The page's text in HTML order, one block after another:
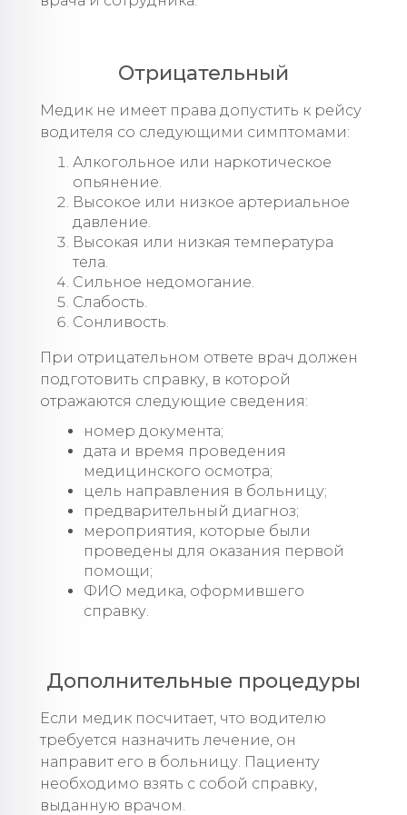
Отрицательный
Медик не имеет права допустить к рейсу
водителя со следующими симптомами:
Алкогольное или наркотическое
опьянение.
Высокое или низкое артериальное
давление.
Высокая или низкая температура
тела.
Сильное недомогание.
Слабость.
Сонливость.
При отрицательном ответе врач должен
подготовить справку, в которой
отражаются следующие сведения:
номер документа;
дата и время проведения
медицинского осмотра;
цель направления в больницу;
предварительный диагноз;
мероприятия, которые были
проведены для оказания первой
помощи;
ФИО медика, оформившего
справку.
Дополнительные процедуры
Если медик посчитает, что водителю
требуется назначить лечение, он
направит его в больницу. Пациенту
необходимо взять с собой справку,
выданную врачом.